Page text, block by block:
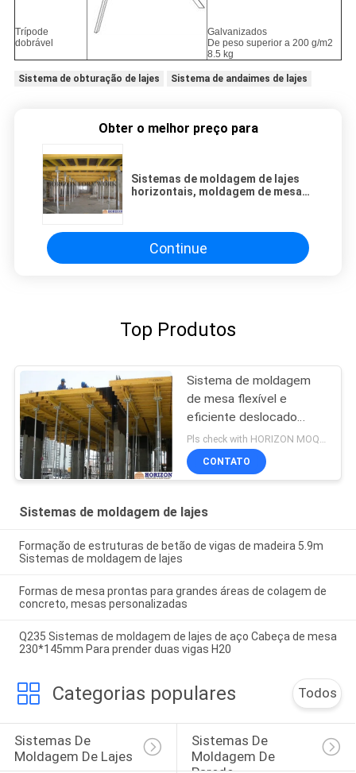
Trípode
dobrável
Galvanizados
De peso superior a 200 g/m2
8.5 kg
Sistema de obturação de lajes Sistema de andaimes de lajes
Obter o melhor preço para
Sistemas de moldagem de lajes
horizontais, moldagem de mesa
Continue
Top Produtos
Sistema de moldagem
de mesa flexível e
eficiente deslocado
horizontalmente
Pls check with HORIZON MOQ:500 M2
CONTATO
Sistemas de moldagem de lajes
Formação de estruturas de betão de vigas de madeira 5.9m
Sistemas de moldagem de lajes
Formas de mesa prontas para grandes áreas de colagem de
concreto, mesas personalizadas
Q235 Sistemas de moldagem de lajes de aço Cabeça de mesa
230*145mm Para prender duas vigas H20
Categorias populares Todos
Sistemas De
Moldagem De Lajes
Sistemas De
Moldagem De